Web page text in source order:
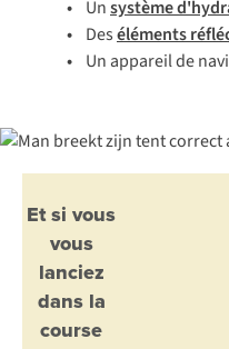
• Unsystème
• Deséléments
• Un appareil de
Et si vous
vous
lanciez
dans la
course